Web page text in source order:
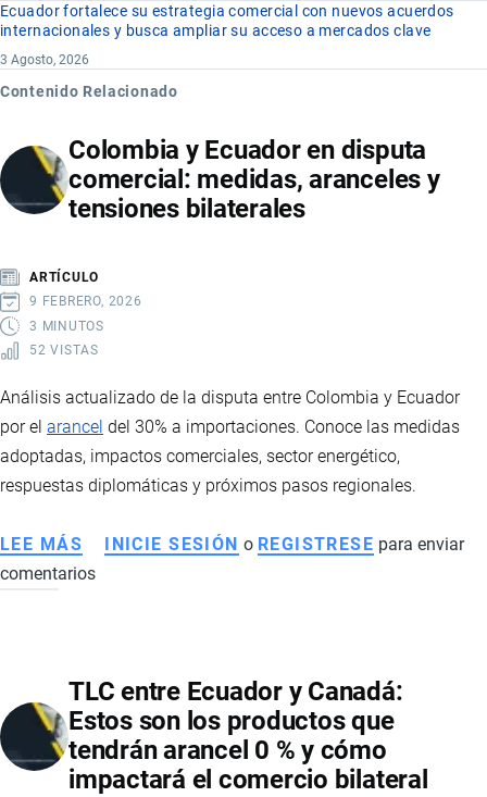
Ecuador fortalece su estrategia comercial con nuevos acuerdos
internacionales y busca ampliar su acceso a mercados clave
3 Agosto, 2026
Contenido Relacionado
Colombia y Ecuador en disputa
comercial: medidas, aranceles y
tensiones bilaterales
ARTÍCULO
9 FEBRERO, 2026
3 MINUTOS
52 VISTAS
Análisis actualizado de la disputa entre Colombia y Ecuador
por el arancel del 30% a importaciones. Conoce las medidas
adoptadas, impactos comerciales, sector energético,
respuestas diplomáticas y próximos pasos regionales.
LEE MÁS SOBRE
COLOMBIA
DISPUTA
COMERCIAL:
MEDIDAS,
ARANCELES
INICIE SESIÓN o REGISTRESE para enviar
comentarios
TLC entre Ecuador y Canadá:
Estos son los productos que
tendrán arancel 0 % y cómo
impactará el comercio bilateral